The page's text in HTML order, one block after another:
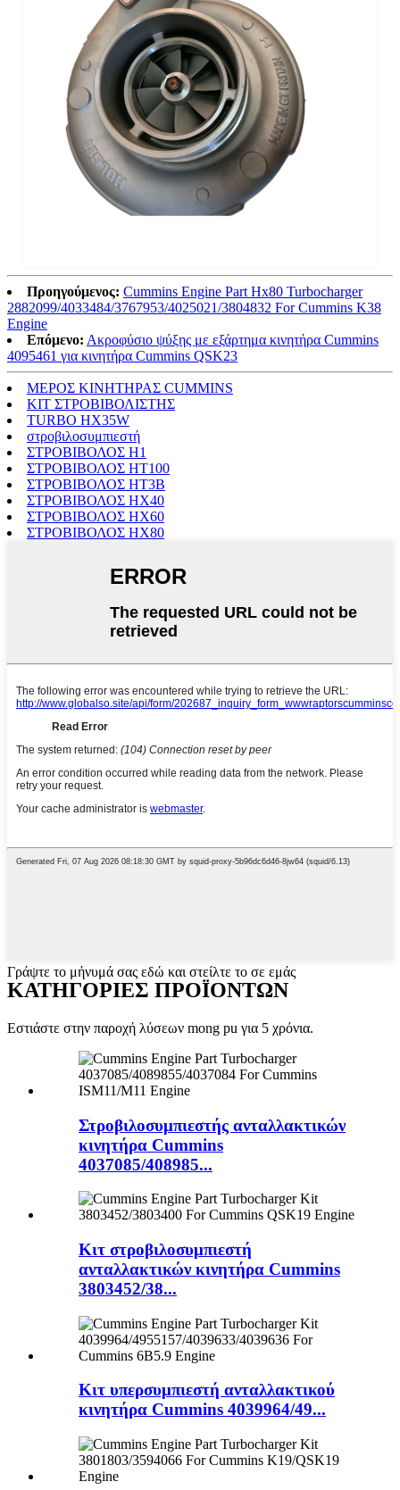
Προηγούμενος: Cummins Engine Part Hx80 Turbocharger
2882099/4033484/3767953/4025021/3804832 For Cummins K38
Engine
Επόμενο: Ακροφύσιο ψύξης με εξάρτημα κινητήρα Cummins
4095461 για κινητήρα Cummins QSK23
ΜΕΡΟΣ ΚΙΝΗΤΗΡΑΣ CUMMINS
ΚΙΤ ΣΤΡΟΒΙΒΟΛΙΣΤΗΣ
TURBO HX35W
στροβιλοσυμπιεστή
ΣΤΡΟΒΙΒΟΛΟΣ H1
ΣΤΡΟΒΙΒΟΛΟΣ HT100
ΣΤΡΟΒΙΒΟΛΟΣ HT3B
ΣΤΡΟΒΙΒΟΛΟΣ HX40
ΣΤΡΟΒΙΒΟΛΟΣ HX60
ΣΤΡΟΒΙΒΟΛΟΣ HX80
Γράψτε το μήνυμά σας εδώ και στείλτε το σε εμάς
ΚΑΤΗΓΟΡΙΕΣ ΠΡΟΪΟΝΤΩΝ
Εστιάστε στην παροχή λύσεων mong pu για 5 χρόνια.
Στροβιλοσυμπιεστής ανταλλακτικών
κινητήρα Cummins
4037085/408985...
Κιτ στροβιλοσυμπιεστή
ανταλλακτικών κινητήρα Cummins
3803452/38...
Κιτ υπερσυμπιεστή ανταλλακτικού
κινητήρα Cummins 4039964/49...